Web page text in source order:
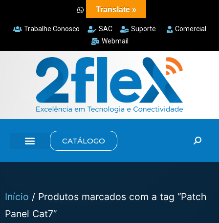
Trabalhe Conosco SAC Suporte
Comercial
Webmail
CATÁLOGO
Início / Produtos marcados com a tag “Patch
Panel Cat7”
Translate »